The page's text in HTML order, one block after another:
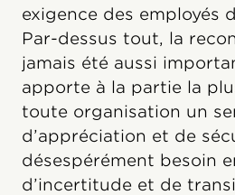
exigence des employés
Par-dessus tout, la
jamais été aussi
apporte à la partie la
toute organisation un
d’appréciation et de
désespérément besoin
d’incertitude et de